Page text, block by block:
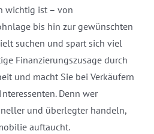
wichtig ist – von
bis hin zur gewünschten
suchen und spart sich viel
Finanzierungszusage durch
und macht Sie bei Verkäufern
Denn wer
und überlegter handeln,
auftaucht.